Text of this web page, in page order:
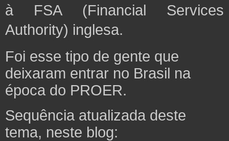
à FSA (Financial Services
Authority) inglesa.
Foi esse tipo de gente que
deixaram entrar no Brasil na
época do PROER.
Sequência atualizada deste
tema, neste blog: